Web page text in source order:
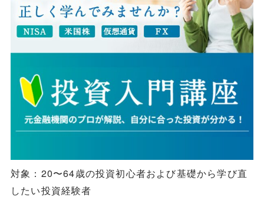
対象：20〜64歳の投資初心者および基礎から学び直
したい投資経験者